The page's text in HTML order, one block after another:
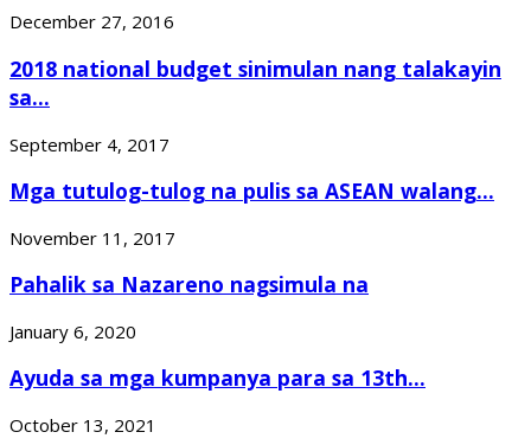
December 27, 2016
2018 national budget sinimulan nang talakayin
sa...
September 4, 2017
Mga tutulog-tulog na pulis sa ASEAN walang...
November 11, 2017
Pahalik sa Nazareno nagsimula na
January 6, 2020
Ayuda sa mga kumpanya para sa 13th...
October 13, 2021